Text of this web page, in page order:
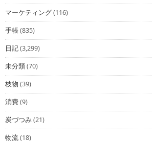
マーケティング(116)
手帳(835)
日記(3,299)
未分類(70)
枝物 (39)
消費(9)
炭づつみ(21)
物流(18)